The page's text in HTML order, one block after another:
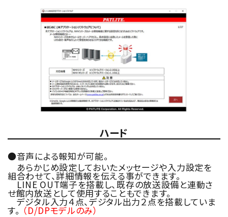
ハード
●音声による報知が可能。
あらかじめ設定しておいたメッセージや入力設定を
組合わせて、詳細情報を伝える事ができます。
LINE OUT端子を搭載し、既存の放送設備と連動さ
せ館内放送として使用することもできます。
デジタル入力４点、デジタル出力２点を搭載していま
す。 （D/DPモデルのみ）